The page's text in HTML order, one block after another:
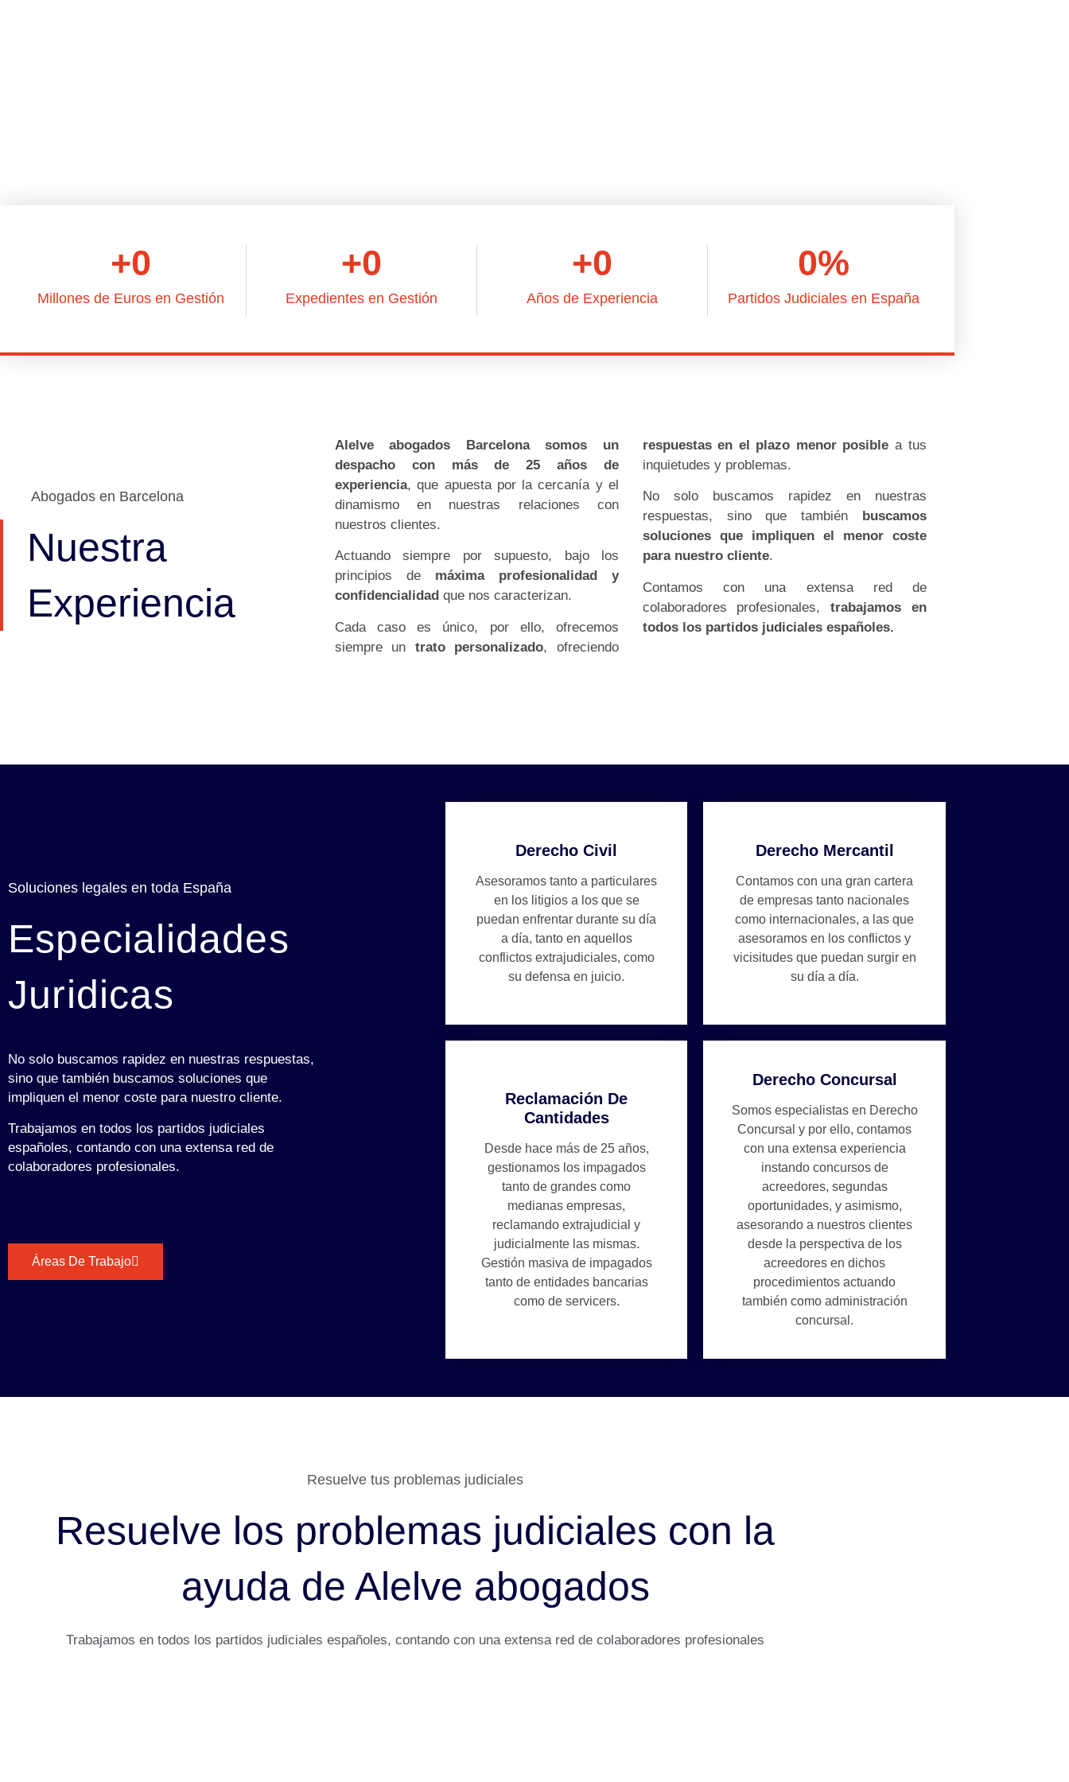
Millones de Euros en Gestión
+0
Expedientes en Gestión
+0
Años de Experiencia
+0
Partidos Judiciales en España
0%
Abogados en Barcelona
Nuestra
Experiencia
Alelve abogados Barcelona somos un
despacho con más de 25 años de
experiencia, que apuesta por la cercanía y el
dinamismo en nuestras relaciones con
nuestros clientes.
Actuando siempre por supuesto, bajo los
principios de máxima profesionalidad y
confidencialidad que nos caracterizan.
Cada caso es único, por ello, ofrecemos
siempre un trato personalizado, ofreciendo
respuestas en el plazo menor posiblea tus
inquietudes y problemas.
No solo buscamos rapidez en nuestras
respuestas, sino que también
buscamos
soluciones que impliquen el menor coste
para nuestro cliente.
Contamos con una extensa red de
colaboradores profesionales, trabajamos en
todos los partidos judiciales españoles.
Soluciones legales en toda España
Especialidades
Juridicas
No solo buscamos rapidez en nuestras respuestas,
sino que también buscamos soluciones que
impliquen el menor coste para nuestro cliente.
Trabajamos en todos los partidos judiciales
españoles, contando con una extensa red de
colaboradores profesionales.
Áreas De Trabajo
Derecho Civil
Asesoramos tanto a particulares
en los litigios a los que se
puedan enfrentar durante su día
a día, tanto en aquellos
conflictos extrajudiciales, como
su defensa en juicio.
Derecho Mercantil
Contamos con una gran cartera
de empresas tanto nacionales
como internacionales, a las que
asesoramos en los conflictos y
vicisitudes que puedan surgir en
su día a día.
Reclamación De
Cantidades
Desde hace más de 25 años,
gestionamos los impagados
tanto de grandes como
medianas empresas,
reclamando extrajudicial y
judicialmente las mismas.
Gestión masiva de impagados
tanto de entidades bancarias
como de servicers.
Derecho Concursal
Somos especialistas en Derecho
Concursal y por ello, contamos
con una extensa experiencia
instando concursos de
acreedores, segundas
oportunidades, y asimismo,
asesorando a nuestros clientes
desde la perspectiva de los
acreedores en dichos
procedimientos actuando
también como administración
concursal.
Resuelve tus problemas judiciales
Resuelve los problemas judiciales con la
ayuda de Alelve abogados
Trabajamos en todos los partidos judiciales españoles, contando con una extensa red de colaboradores profesionales